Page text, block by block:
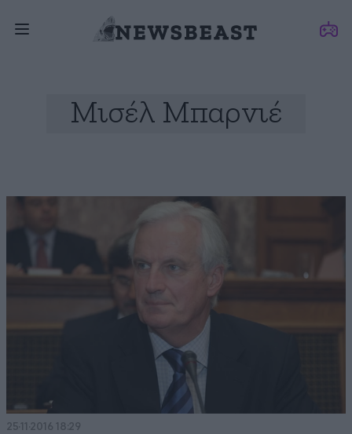
Μισέλ Μπαρνιέ
25·11·2016 18:29